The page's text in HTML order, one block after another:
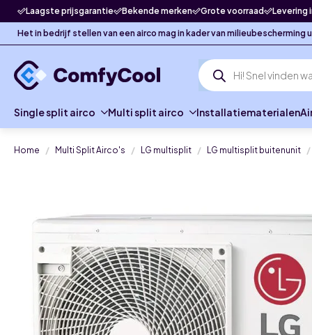
Laagste prijsgarantie Bekende merken Grote voorraad Levering
Het in bedrijf stellen van een airco mag in kader van
Producten
zoeken
Single split airco Multi split airco Installatiematerialen
Home Multi Split Airco's LG multisplit LG multisplit buitenunit